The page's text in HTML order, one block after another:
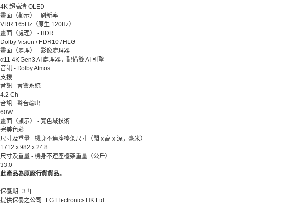
4K 超高清 OLED
畫面（顯示） - 刷新率
VRR 165Hz（原生 120Hz）
畫面（處理） - HDR
Dolby Vision / HDR10 / HLG
畫面（處理） - 影像處理器
α11 4K Gen3 AI 處理器，配備雙 AI 引擎
音訊 - Dolby Atmos
支援
音訊 - 音響系統
4.2 Ch
音訊 - 聲音輸出
60W
畫面（顯示） - 寬色域技術
完美色彩
尺寸及重量 - 機身不連座檯架尺寸（闊 x 高 x 深，毫米）
1712 x 982 x 24.8
尺寸及重量 - 機身不連座檯架重量（公斤）
33.0
此產品為原廠行貨貨品。
保養期 : 3 年
提供保養之公司 : LG Electronics HK Ltd.